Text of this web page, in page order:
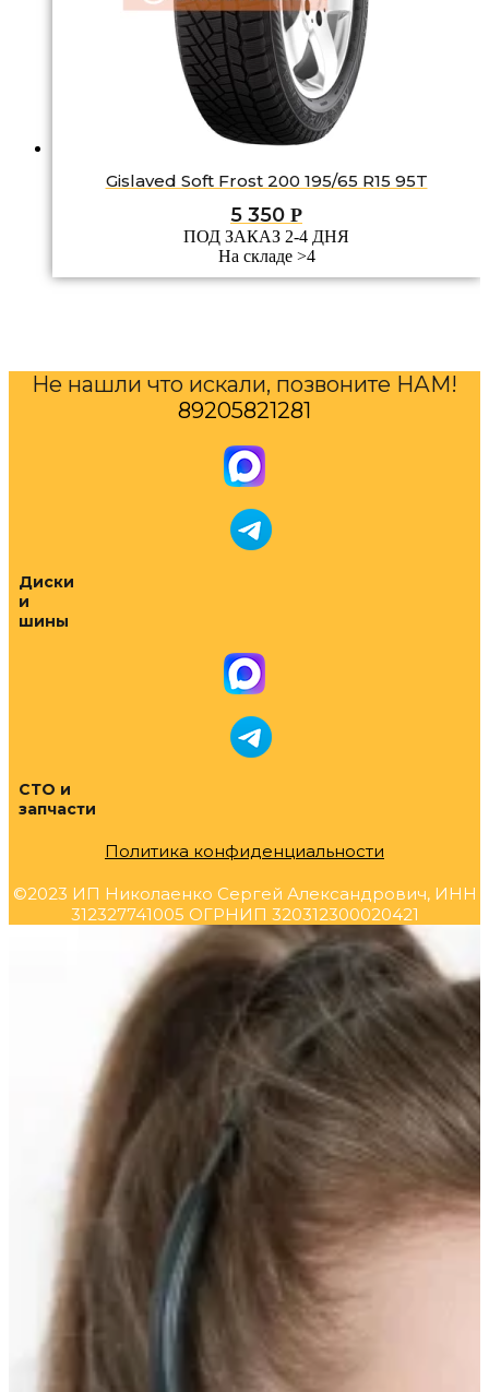
Gislaved Soft Frost 200 195/65 R15 95T
5 350 Р
ПОД ЗАКАЗ 2-4 ДНЯ
На складе >4
Не нашли что искали, позвоните НАМ!
89205821281
Диски
и
шины
СТО и
запчасти
Политика конфиденциальности
©2023 ИП Николаенко Сергей Александрович, ИНН
312327741005 ОГРНИП 320312300020421